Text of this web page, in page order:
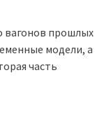
вагонов прошлых
модели, а
часть